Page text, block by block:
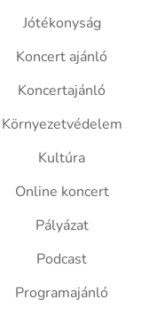
Jótékonyság
Koncert ajánló
Koncertajánló
Környezetvédelem
Kultúra
Online koncert
Pályázat
Podcast
Programajánló